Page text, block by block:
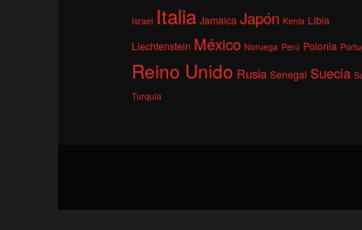
Israel Italia Jamaica Japón Kenia Libia
Liechtenstein México Noruega Perú Polonia
Reino Unido Rusia Senegal Suecia
Turquía